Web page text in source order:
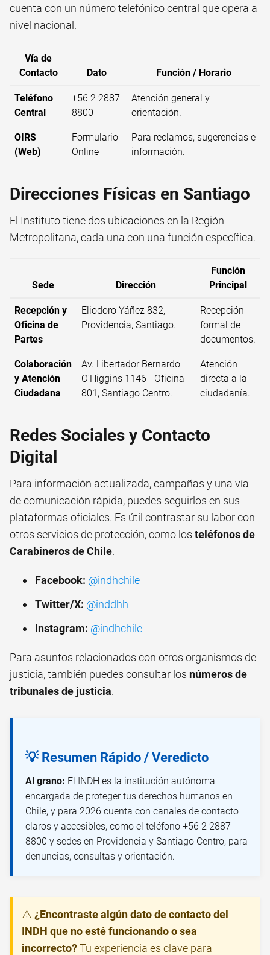
cuenta con un número telefónico central que opera a
nivel nacional.
Vía de
Contacto
Dato Función / Horario
Teléfono
Central
+56 2 2887
8800
Atención general y
orientación.
OIRS
(Web)
Formulario
Online
Para reclamos, sugerencias e
información.
Direcciones Físicas en Santiago
El Instituto tiene dos ubicaciones en la Región
Metropolitana, cada una con una función específica.
Sede Dirección
Función
Principal
Recepción y
Oficina de
Partes
Eliodoro Yáñez 832,
Providencia, Santiago.
Recepción
formal de
documentos.
Colaboración
y Atención
Ciudadana
Av. Libertador Bernardo
O'Higgins 1146 - Oficina
801, Santiago Centro.
Atención
directa a la
ciudadanía.
Redes Sociales y Contacto
Digital
Para información actualizada, campañas y una vía
de comunicación rápida, puedes seguirlos en sus
plataformas oficiales. Es útil contrastar su labor con
otros servicios de protección, como los teléfonos de
Carabineros de Chile.
Facebook: @indhchile
Twitter/X: @inddhh
Instagram: @indhchile
Para asuntos relacionados con otros organismos de
justicia, también puedes consultar los números de
tribunales de justicia.
💡 Resumen Rápido / Veredicto
Al grano: El INDH es la institución autónoma
encargada de proteger tus derechos humanos en
Chile, y para 2026 cuenta con canales de contacto
claros y accesibles, como el teléfono +56 2 2887
8800 y sedes en Providencia y Santiago Centro, para
denuncias, consultas y orientación.
⚠️ ¿Encontraste algún dato de contacto del
INDH que no esté funcionando o sea
incorrecto?Tu experiencia es clave para